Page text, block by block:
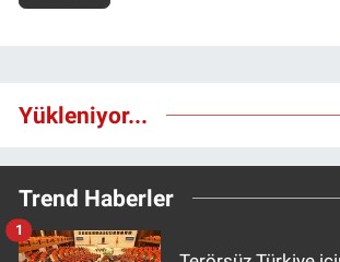
Yükleniyor...
Trend Haberler
1